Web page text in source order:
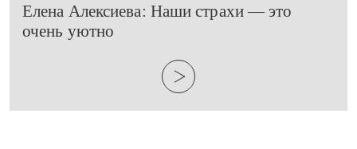
​Елена Алексиева: Наши страхи — это
очень уютно